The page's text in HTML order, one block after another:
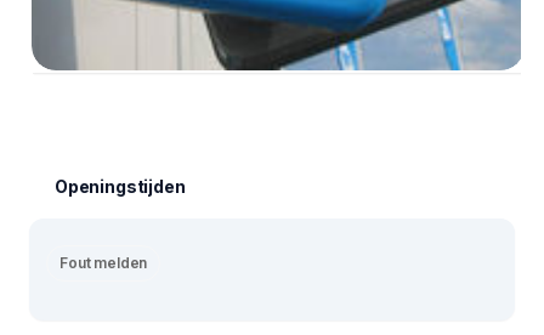
Openingstijden
Fout melden